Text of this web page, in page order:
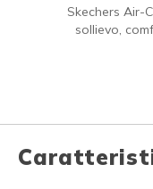
Skechers Air-
sollievo,